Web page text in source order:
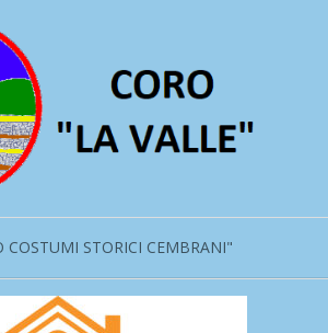
COSTUMI STORICI CEMBRANI"